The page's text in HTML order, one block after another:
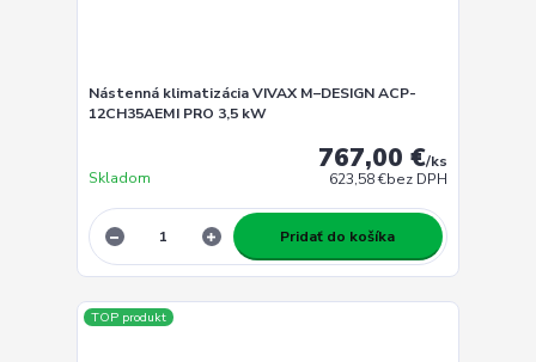
Nástenná klimatizácia VIVAX M–DESIGN ACP-
12CH35AEMI PRO 3,5 kW
767,00 €/ks
623,58 €bez DPH
Skladom
Pridať do košíka
TOP produkt